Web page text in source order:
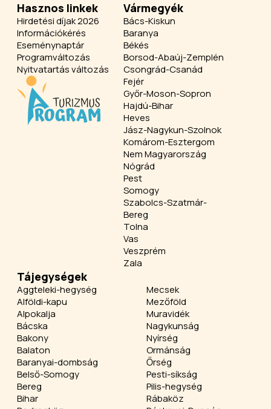
Hasznos linkek
Hirdetési díjak 2026
Információkérés
Eseménynaptár
Programváltozás
Nyitvatartás változás
Vármegyék
Bács-Kiskun
Baranya
Békés
Borsod-Abaúj-Zemplén
Csongrád-Csanád
Fejér
Győr-Moson-Sopron
Hajdú-Bihar
Heves
Jász-Nagykun-Szolnok
Komárom-Esztergom
Nem Magyarország
Nógrád
Pest
Somogy
Szabolcs-Szatmár-
Bereg
Tolna
Vas
Veszprém
Zala
Tájegységek
Aggteleki-hegység
Alföldi-kapu
Alpokalja
Bácska
Bakony
Balaton
Baranyai-dombság
Belső-Somogy
Bereg
Bihar
Mecsek
Mezőföld
Muravidék
Nagykunság
Nyírség
Ormánság
Őrség
Pesti-síkság
Pilis-hegység
Rábaköz